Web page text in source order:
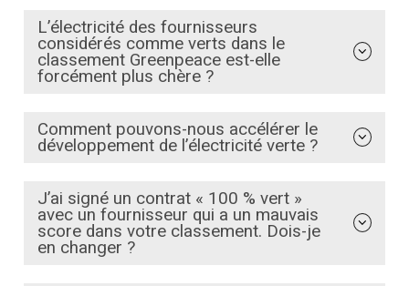
L’électricité des fournisseurs
considérés comme verts dans le
classement Greenpeace est-elle
forcément plus chère ?
Comment pouvons-nous accélérer le
développement de l’électricité verte ?
J’ai signé un contrat « 100 % vert »
avec un fournisseur qui a un mauvais
score dans votre classement. Dois-je
en changer ?